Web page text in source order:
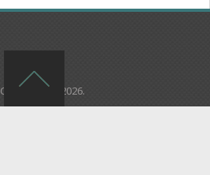
Copyright © 2026.